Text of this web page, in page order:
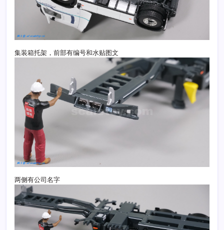
集装箱托架，前部有编号和水贴图文
两侧有公司名字